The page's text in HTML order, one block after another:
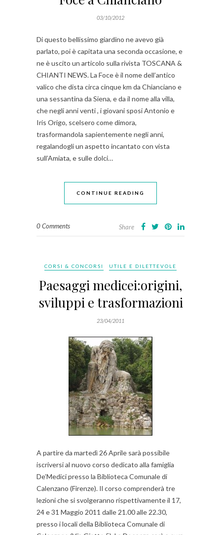
03/10/2012
Di questo bellissimo giardino ne avevo già
parlato, poi è capitata una seconda occasione, e
ne è uscito un articolo sulla rivista TOSCANA &
CHIANTI NEWS. La Foce è il nome dell’antico
valico che dista circa cinque km da Chianciano e
una sessantina da Siena, e da il nome alla villa,
che negli anni venti , i giovani sposi Antonio e
Iris Origo, scelsero come dimora,
trasformandola sapientemente negli anni,
regalandogli un aspetto incantato con vista
sull’Amiata, e sulle dolci…
CONTINUE READING
0 Comments Share
CORSI & CONCORSI UTILE E DILETTEVOLE
Paesaggi medicei:origini,
sviluppi e trasformazioni
23/04/2011
A partire da martedì 26 Aprile sarà possibile
iscriversi al nuovo corso dedicato alla famiglia
De’Medici presso la Biblioteca Comunale di
Calenzano (Firenze). Il corso comprenderà tre
lezioni che si svolgeranno rispettivamente il 17,
24 e 31 Maggio 2011 dalle 21.00 alle 22.30,
presso i locali della Biblioteca Comunale di